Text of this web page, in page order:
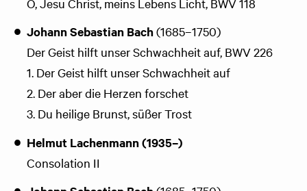
O, Jesu Christ, meins Lebens Licht, BWV 118
Johann Sebastian Bach(1685–1750)
Der Geist hilft unser Schwachheit auf, BWV 226
1. Der Geist hilft unser Schwachheit auf
2. Der aber die Herzen forschet
3. Du heilige Brunst, süßer Trost
Helmut Lachenmann (1935–)
Consolation II